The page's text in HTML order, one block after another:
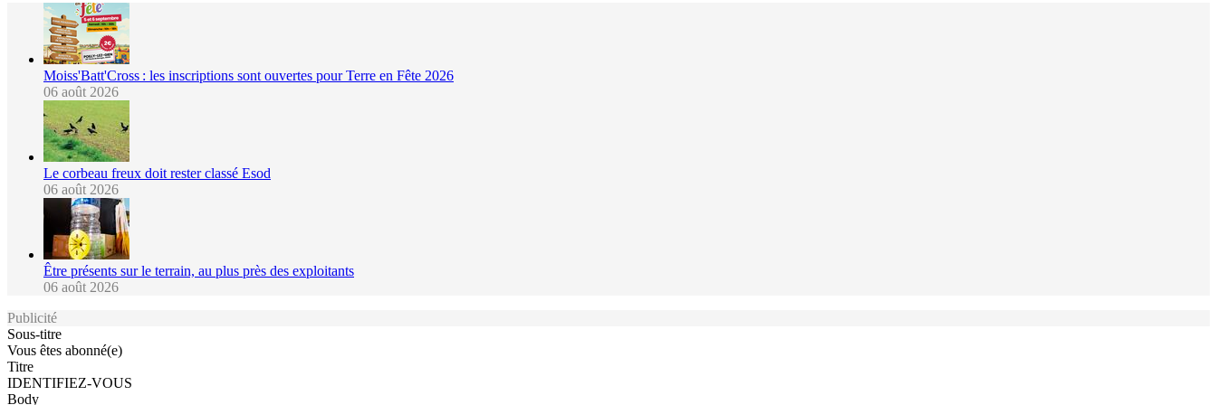
Moiss'Batt'Cross : les inscriptions sont ouvertes pour Terre en Fête 2026
06 août 2026
Le corbeau freux doit rester classé Esod
06 août 2026
Être présents sur le terrain, au plus près des exploitants
06 août 2026
Publicité
Sous-titre
Vous êtes abonné(e)
Titre
IDENTIFIEZ-VOUS
Body